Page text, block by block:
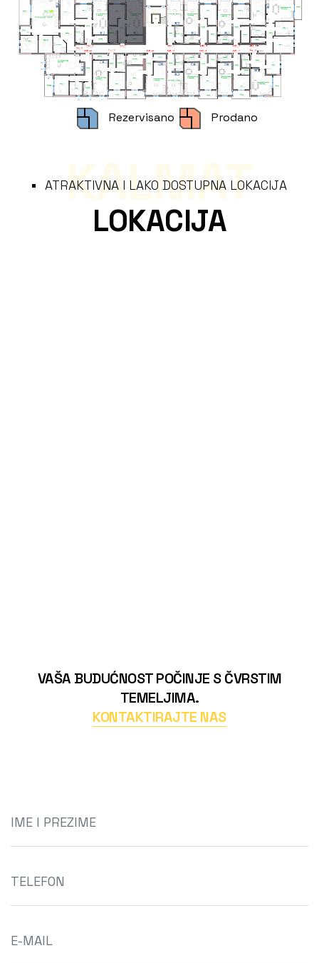
Rezervisano Prodano
ATRAKTIVNA I LAKO DOSTUPNA LOKACIJA
LOKACIJA
KALMAT
VAŠA BUDUĆNOST POČINJE S ČVRSTIM
TEMELJIMA.
KONTAKTIRAJTE NAS